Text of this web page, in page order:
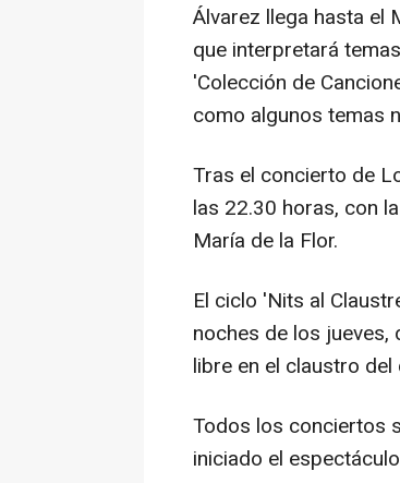
Álvarez llega hasta el
que interpretará
'Colección de
como algunos temas
Tras el concierto de
las 22.30 horas, con
María de la Flor.
El ciclo 'Nits al
noches de los
libre en el claustro
Todos los conciertos
iniciado el